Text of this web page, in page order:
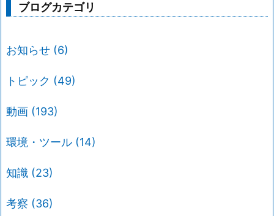
ブログカテゴリ
お知らせ (6)
トピック (49)
動画 (193)
環境・ツール (14)
知識 (23)
考察 (36)